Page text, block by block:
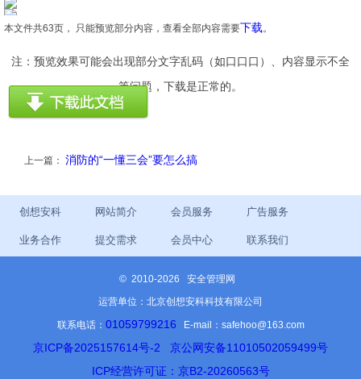
本文件共63页， 只能预览部分内容，查看全部内容需要下载。
注：预览效果可能会出现部分文字乱码（如口口口）、内容显示不全
等问题，下载是正常的。
上一篇： 消防的“一懂三会”要怎么搞
创想安科 网站简介 会员服务 广告服务
业务合作 提交需求 会员中心 联系我们
© 2010-2026 安全管理网
运营单位：北京创想安科科技有限公司
联系电话： 01059799216 E-mail：safehoo@163.com
京ICP备2025157614号-2
京公网安备11010502059499号
ICP经营许可证：京B2-20260563号